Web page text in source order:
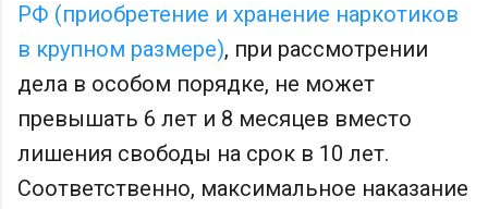
РФ (приобретение и хранение наркотиков
в крупном размере), при рассмотрении
дела в особом порядке, не может
превышать 6 лет и 8 месяцев вместо
лишения свободы на срок в 10 лет.
Соответственно, максимальное наказание